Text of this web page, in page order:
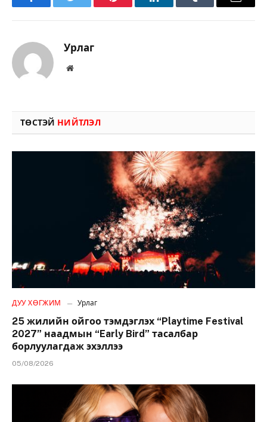
FacebookTwitter Pinterest LinkedInTumblr Имэйл
Урлаг
Вэбсайт
ТӨСТЭЙ НИЙТЛЭЛ
ДУУ ХӨГЖИМ Урлаг
25 жилийн ойгоо тэмдэглэх “Playtime Festival
2027” наадмын “Early Bird” тасалбар
борлуулагдаж эхэллээ
05/08/2026